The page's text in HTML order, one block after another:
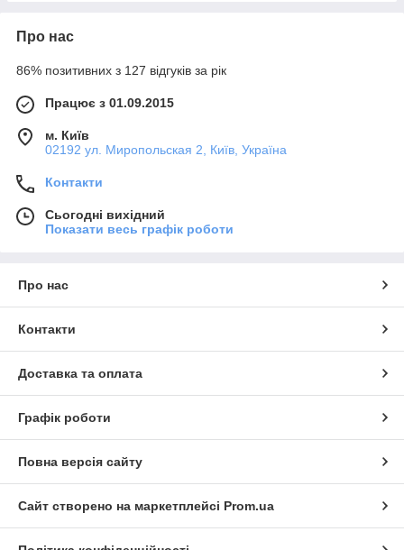
Про нас
86% позитивних з 127 відгуків за рік
Працює з 01.09.2015
м. Київ
02192 ул. Миропольская 2, Київ, Україна
Контакти
Сьогодні вихідний
Показати весь графік роботи
Про нас
Контакти
Доставка та оплата
Графік роботи
Повна версія сайту
Сайт створено на маркетплейсі Prom.ua